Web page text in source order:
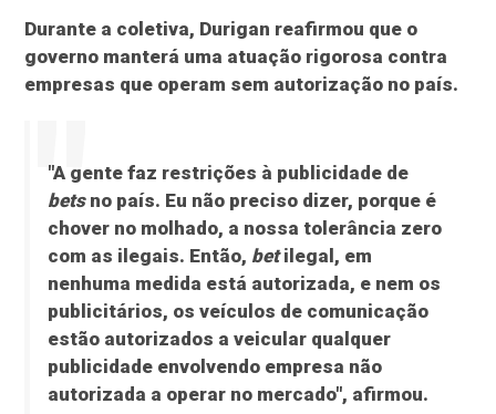
Durante a coletiva, Durigan reafirmou que o
governo manterá uma atuação rigorosa contra
empresas que operam sem autorização no país.
"A gente faz restrições à publicidade de
betsno país. Eu não preciso dizer, porque é
chover no molhado, a nossa tolerância zero
com as ilegais. Então, betilegal, em
nenhuma medida está autorizada, e nem os
publicitários, os veículos de comunicação
estão autorizados a veicular qualquer
publicidade envolvendo empresa não
autorizada a operar no mercado", afirmou.